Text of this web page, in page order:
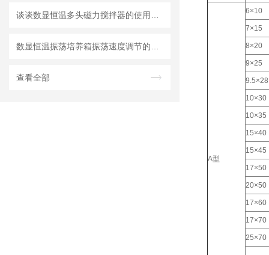
查看全部
A型
6×10
7×15
8×20
9×25
9.5×28
10×30
10×35
15×40
15×45
17×50
20×50
17×60
17×70
25×70